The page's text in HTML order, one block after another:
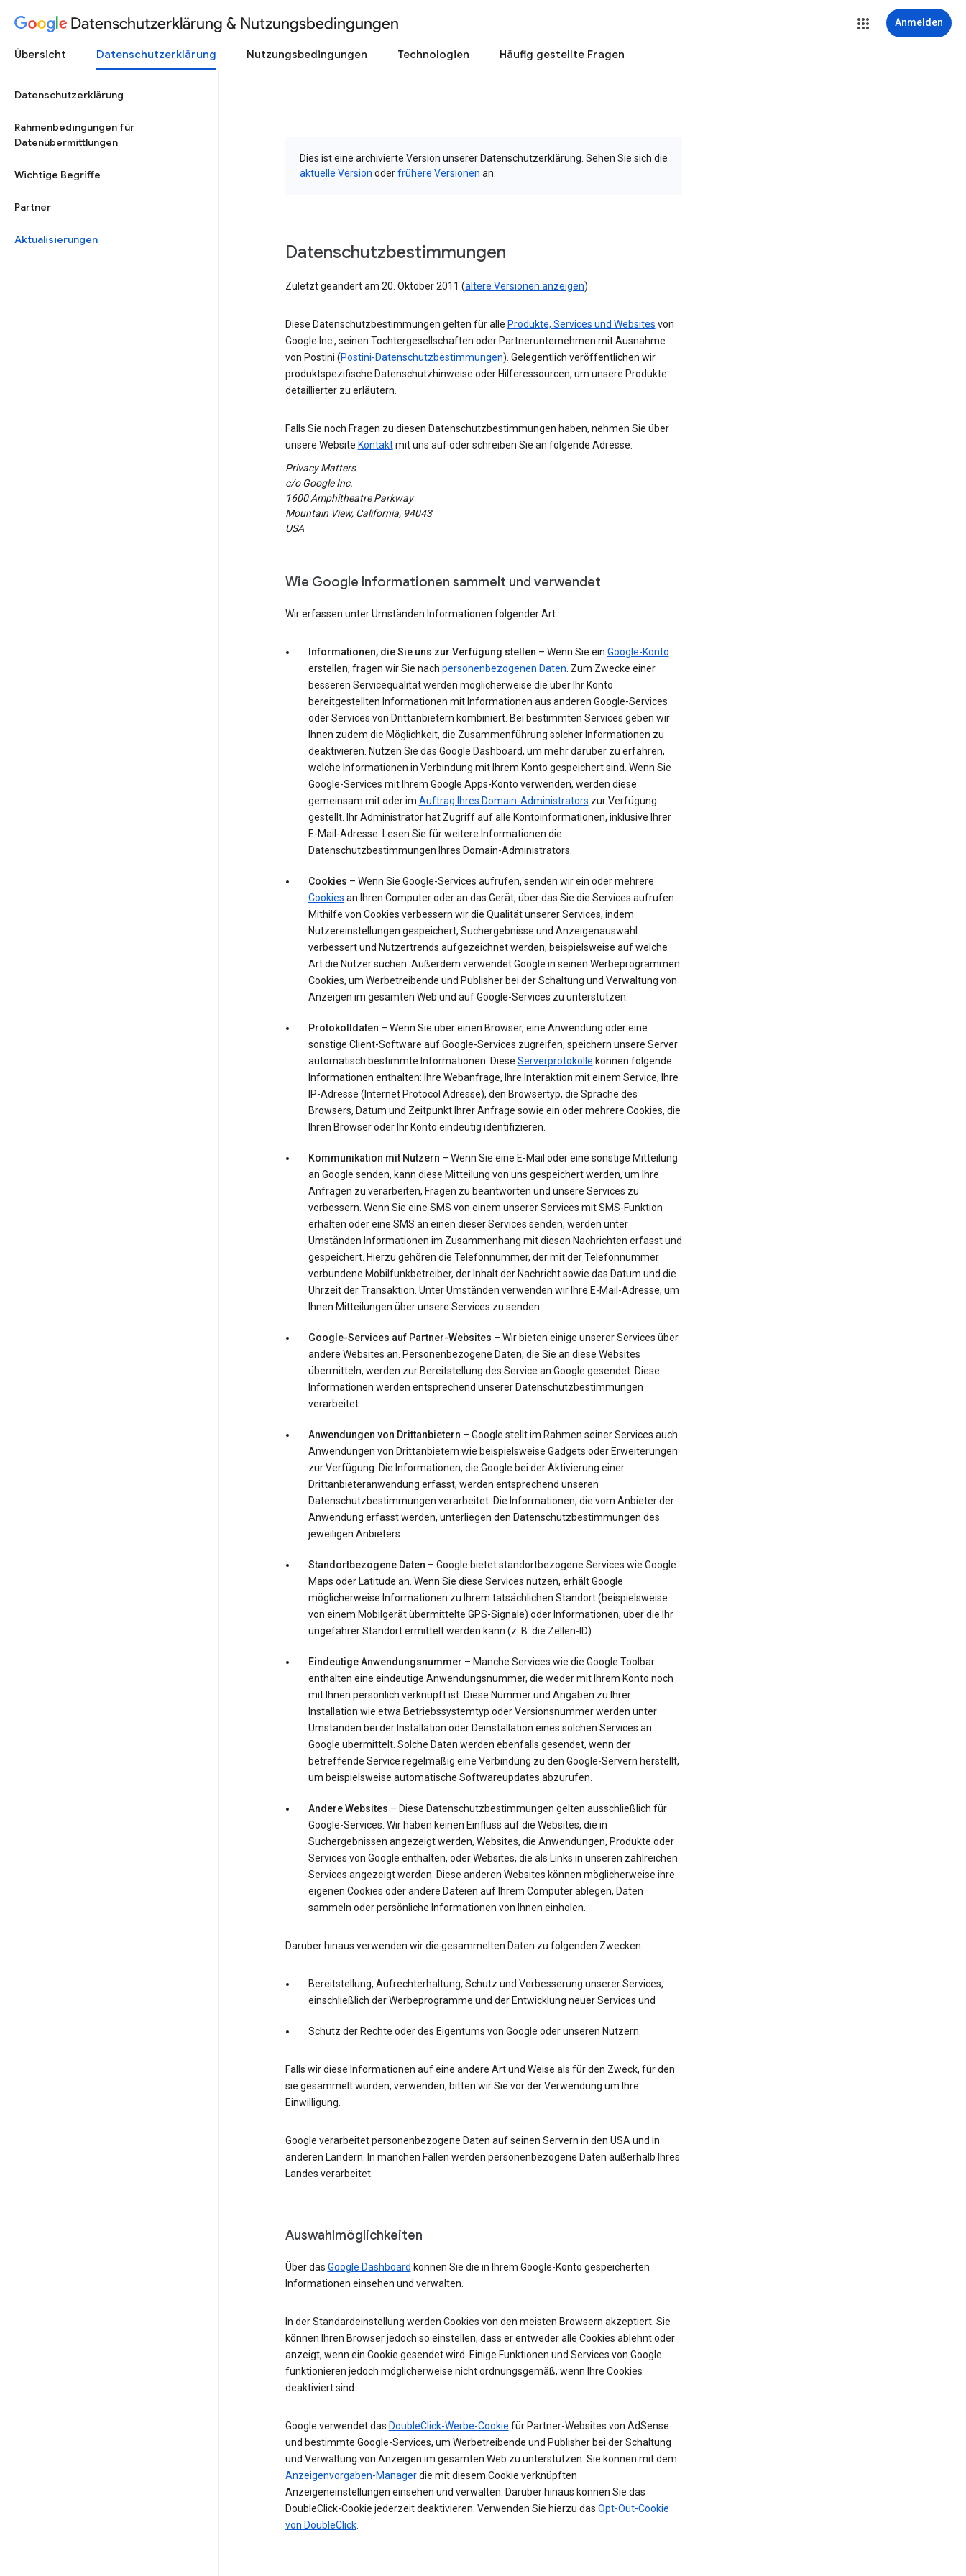
Datenschutzerklärung & Nutzungsbedingungen Anmelden
Übersicht Datenschutzerklärung Nutzungsbedingungen Technologien Häufig gestellte Fragen
Datenschutzerklärung
Rahmenbedingungen für
Datenübermittlungen
Wichtige Begriffe
Partner
Aktualisierungen
Dies ist eine archivierte Version unserer Datenschutzerklärung. Sehen Sie sich die
aktuelle Version oderfrühere Versionen an.
Datenschutzbestimmungen
Zuletzt geändert am 20. Oktober 2011 (ältere Versionen anzeigen)
Diese Datenschutzbestimmungen gelten für alle Produkte, Services und Websites von
Google Inc., seinen Tochtergesellschaften oder Partnerunternehmen mit Ausnahme
von Postini (Postini-Datenschutzbestimmungen). Gelegentlich veröffentlichen wir
produktspezifische Datenschutzhinweise oder Hilferessourcen, um unsere Produkte
detaillierter zu erläutern.
Falls Sie noch Fragen zu diesen Datenschutzbestimmungen haben, nehmen Sie über
unsere Website Kontaktmit uns auf oder schreiben Sie an folgende Adresse:
Privacy Matters
c/o Google Inc.
1600 Amphitheatre Parkway
Mountain View, California, 94043
USA
Wie Google Informationen sammelt und verwendet
Wir erfassen unter Umständen Informationen folgender Art:
Informationen, die Sie uns zur Verfügung stellen – Wenn Sie ein Google-Konto
erstellen, fragen wir Sie nach personenbezogenen Daten . Zum Zwecke einer
besseren Servicequalität werden möglicherweise die über Ihr Konto
bereitgestellten Informationen mit Informationen aus anderen Google-Services
oder Services von Drittanbietern kombiniert. Bei bestimmten Services geben wir
Ihnen zudem die Möglichkeit, die Zusammenführung solcher Informationen zu
deaktivieren. Nutzen Sie das Google Dashboard, um mehr darüber zu erfahren,
welche Informationen in Verbindung mit Ihrem Konto gespeichert sind. Wenn Sie
Google-Services mit Ihrem Google Apps-Konto verwenden, werden diese
gemeinsam mit oder im Auftrag Ihres Domain-Administrators zur Verfügung
gestellt. Ihr Administrator hat Zugriff auf alle Kontoinformationen, inklusive Ihrer
E-Mail-Adresse. Lesen Sie für weitere Informationen die
Datenschutzbestimmungen Ihres Domain-Administrators.
Cookies – Wenn Sie Google-Services aufrufen, senden wir ein oder mehrere
Cookies an Ihren Computer oder an das Gerät, über das Sie die Services aufrufen.
Mithilfe von Cookies verbessern wir die Qualität unserer Services, indem
Nutzereinstellungen gespeichert, Suchergebnisse und Anzeigenauswahl
verbessert und Nutzertrends aufgezeichnet werden, beispielsweise auf welche
Art die Nutzer suchen. Außerdem verwendet Google in seinen Werbeprogrammen
Cookies, um Werbetreibende und Publisher bei der Schaltung und Verwaltung von
Anzeigen im gesamten Web und auf Google-Services zu unterstützen.
Protokolldaten – Wenn Sie über einen Browser, eine Anwendung oder eine
sonstige Client-Software auf Google-Services zugreifen, speichern unsere Server
automatisch bestimmte Informationen. Diese Serverprotokolle können folgende
Informationen enthalten: Ihre Webanfrage, Ihre Interaktion mit einem Service, Ihre
IP-Adresse (Internet Protocol Adresse), den Browsertyp, die Sprache des
Browsers, Datum und Zeitpunkt Ihrer Anfrage sowie ein oder mehrere Cookies, die
Ihren Browser oder Ihr Konto eindeutig identifizieren.
Kommunikation mit Nutzern – Wenn Sie eine E-Mail oder eine sonstige Mitteilung
an Google senden, kann diese Mitteilung von uns gespeichert werden, um Ihre
Anfragen zu verarbeiten, Fragen zu beantworten und unsere Services zu
verbessern. Wenn Sie eine SMS von einem unserer Services mit SMS-Funktion
erhalten oder eine SMS an einen dieser Services senden, werden unter
Umständen Informationen im Zusammenhang mit diesen Nachrichten erfasst und
gespeichert. Hierzu gehören die Telefonnummer, der mit der Telefonnummer
verbundene Mobilfunkbetreiber, der Inhalt der Nachricht sowie das Datum und die
Uhrzeit der Transaktion. Unter Umständen verwenden wir Ihre E-Mail-Adresse, um
Ihnen Mitteilungen über unsere Services zu senden.
Google-Services auf Partner-Websites – Wir bieten einige unserer Services über
andere Websites an. Personenbezogene Daten, die Sie an diese Websites
übermitteln, werden zur Bereitstellung des Service an Google gesendet. Diese
Informationen werden entsprechend unserer Datenschutzbestimmungen
verarbeitet.
Anwendungen von Drittanbietern – Google stellt im Rahmen seiner Services auch
Anwendungen von Drittanbietern wie beispielsweise Gadgets oder Erweiterungen
zur Verfügung. Die Informationen, die Google bei der Aktivierung einer
Drittanbieteranwendung erfasst, werden entsprechend unseren
Datenschutzbestimmungen verarbeitet. Die Informationen, die vom Anbieter der
Anwendung erfasst werden, unterliegen den Datenschutzbestimmungen des
jeweiligen Anbieters.
Standortbezogene Daten – Google bietet standortbezogene Services wie Google
Maps oder Latitude an. Wenn Sie diese Services nutzen, erhält Google
möglicherweise Informationen zu Ihrem tatsächlichen Standort (beispielsweise
von einem Mobilgerät übermittelte GPS-Signale) oder Informationen, über die Ihr
ungefährer Standort ermittelt werden kann (z. B. die Zellen-ID).
Eindeutige Anwendungsnummer – Manche Services wie die Google Toolbar
enthalten eine eindeutige Anwendungsnummer, die weder mit Ihrem Konto noch
mit Ihnen persönlich verknüpft ist. Diese Nummer und Angaben zu Ihrer
Installation wie etwa Betriebssystemtyp oder Versionsnummer werden unter
Umständen bei der Installation oder Deinstallation eines solchen Services an
Google übermittelt. Solche Daten werden ebenfalls gesendet, wenn der
betreffende Service regelmäßig eine Verbindung zu den Google-Servern herstellt,
um beispielsweise automatische Softwareupdates abzurufen.
Andere Websites – Diese Datenschutzbestimmungen gelten ausschließlich für
Google-Services. Wir haben keinen Einfluss auf die Websites, die in
Suchergebnissen angezeigt werden, Websites, die Anwendungen, Produkte oder
Services von Google enthalten, oder Websites, die als Links in unseren zahlreichen
Services angezeigt werden. Diese anderen Websites können möglicherweise ihre
eigenen Cookies oder andere Dateien auf Ihrem Computer ablegen, Daten
sammeln oder persönliche Informationen von Ihnen einholen.
Darüber hinaus verwenden wir die gesammelten Daten zu folgenden Zwecken:
Bereitstellung, Aufrechterhaltung, Schutz und Verbesserung unserer Services,
einschließlich der Werbeprogramme und der Entwicklung neuer Services und
Schutz der Rechte oder des Eigentums von Google oder unseren Nutzern.
Falls wir diese Informationen auf eine andere Art und Weise als für den Zweck, für den
sie gesammelt wurden, verwenden, bitten wir Sie vor der Verwendung um Ihre
Einwilligung.
Google verarbeitet personenbezogene Daten auf seinen Servern in den USA und in
anderen Ländern. In manchen Fällen werden personenbezogene Daten außerhalb Ihres
Landes verarbeitet.
Auswahlmöglichkeiten
Über das Google Dashboard können Sie die in Ihrem Google-Konto gespeicherten
Informationen einsehen und verwalten.
In der Standardeinstellung werden Cookies von den meisten Browsern akzeptiert. Sie
können Ihren Browser jedoch so einstellen, dass er entweder alle Cookies ablehnt oder
anzeigt, wenn ein Cookie gesendet wird. Einige Funktionen und Services von Google
funktionieren jedoch möglicherweise nicht ordnungsgemäß, wenn Ihre Cookies
deaktiviert sind.
Google verwendet das DoubleClick-Werbe-Cookie für Partner-Websites von AdSense
und bestimmte Google-Services, um Werbetreibende und Publisher bei der Schaltung
und Verwaltung von Anzeigen im gesamten Web zu unterstützen. Sie können mit dem
Anzeigenvorgaben-Managerdie mit diesem Cookie verknüpften
Anzeigeneinstellungen einsehen und verwalten. Darüber hinaus können Sie das
DoubleClick-Cookie jederzeit deaktivieren. Verwenden Sie hierzu das Opt-Out-Cookie
von DoubleClick.